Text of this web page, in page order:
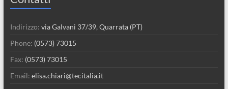
Indirizzo: via Galvani 37/39, Quarrata (PT)
Phone: (0573) 73015
Fax: (0573) 73015
Email: elisa.chiari@tecitalia.it